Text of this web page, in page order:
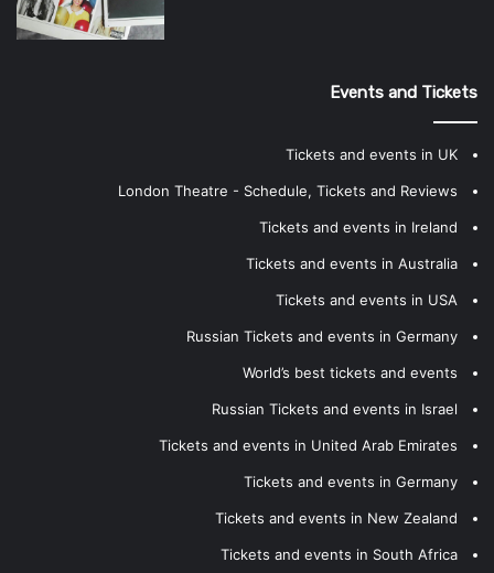
Events and Tickets
Tickets and events in UK
London Theatre - Schedule, Tickets and Reviews
Tickets and events in Ireland
Tickets and events in Australia
Tickets and events in USA
Russian Tickets and events in Germany
World’s best tickets and events
Russian Tickets and events in Israel
Tickets and events in United Arab Emirates
Tickets and events in Germany
Tickets and events in New Zealand
Tickets and events in South Africa